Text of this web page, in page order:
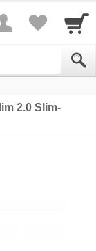
2.0 Slim-